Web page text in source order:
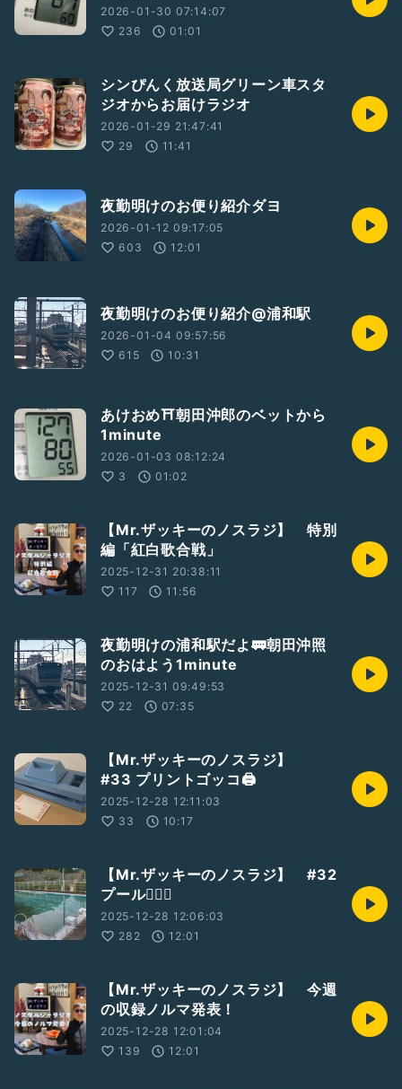
2026-01-30 07:14:07
236
01:01
シンぴんく放送局グリーン車スタ
ジオからお届けラジオ
2026-01-29 21:47:41
29
11:41
夜勤明けのお便り紹介ダヨ
2026-01-12 09:17:05
603
12:01
夜勤明けのお便り紹介@浦和駅
2026-01-04 09:57:56
615
10:31
あけおめ⛩朝田沖郎のベットから
1minute
2026-01-03 08:12:24
3
01:02
【Mr.ザッキーのノスラジ】 特別
編「紅白歌合戦」
2025-12-31 20:38:11
117
11:56
夜勤明けの浦和駅だよ🚃朝田沖照
のおはよう1minute
2025-12-31 09:49:53
22
07:35
【Mr.ザッキーのノスラジ】
#33 プリントゴッコ🖨️
2025-12-28 12:11:03
33
10:17
【Mr.ザッキーのノスラジ】 #32
プール🏊🏻‍♀️
2025-12-28 12:06:03
282
12:01
【Mr.ザッキーのノスラジ】 今週
の収録ノルマ発表！
2025-12-28 12:01:04
139
12:01